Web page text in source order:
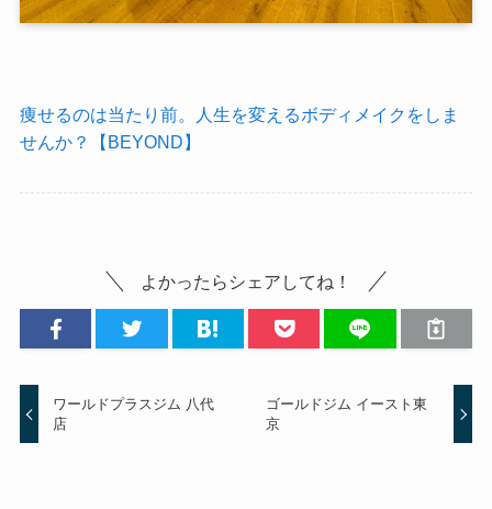
痩せるのは当たり前。人生を変えるボディメイクをしま
せんか？【BEYOND】
よかったらシェアしてね！
ワールドプラスジム 八代
店
ゴールドジム イースト東
京